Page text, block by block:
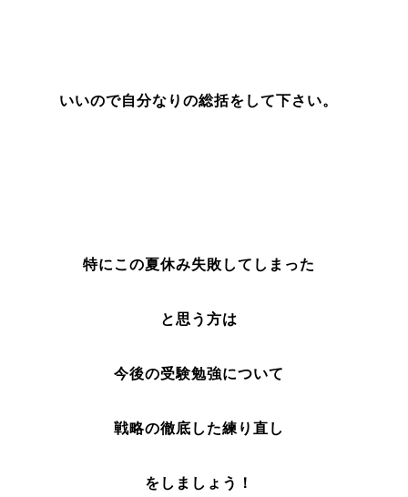
いいので自分なりの総括をして下さい。
特にこの夏休み失敗してしまった
と思う方は
今後の受験勉強について
戦略の徹底した練り直し
をしましょう！